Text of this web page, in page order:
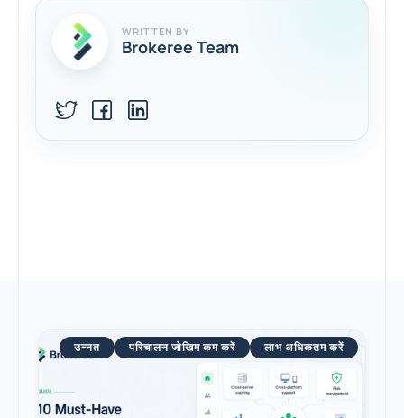
WRITTEN BY
Brokeree Team
उन्नत परिचालन जोखिम कम करें लाभ अधिकतम करें